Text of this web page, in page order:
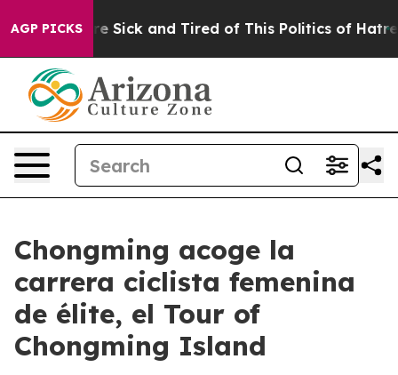
AGP PICKSAre Sick and Tired of This Politics of Hatred”
Chongming acoge la
carrera ciclista femenina
de élite, el Tour of
Chongming Island